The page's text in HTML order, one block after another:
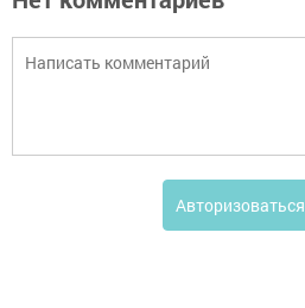
Авторизоваться